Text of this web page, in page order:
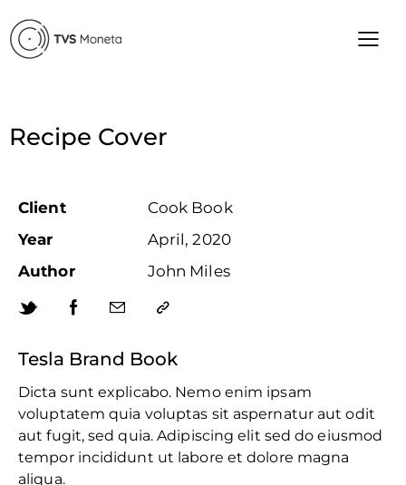
Recipe Cover
Client
Cook Book
Year
April, 2020
Author
John Miles
Tesla Brand Book
Dicta sunt explicabo. Nemo enim ipsam
voluptatem quia voluptas sit aspernatur aut odit
aut fugit, sed quia. Adipiscing elit sed do eiusmod
tempor incididunt ut labore et dolore magna
aliqua.